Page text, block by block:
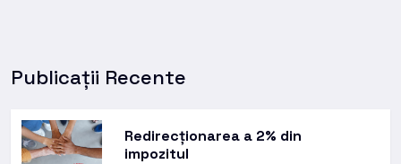
Publicații Recente
Redirecționarea a 2% din
impozitul